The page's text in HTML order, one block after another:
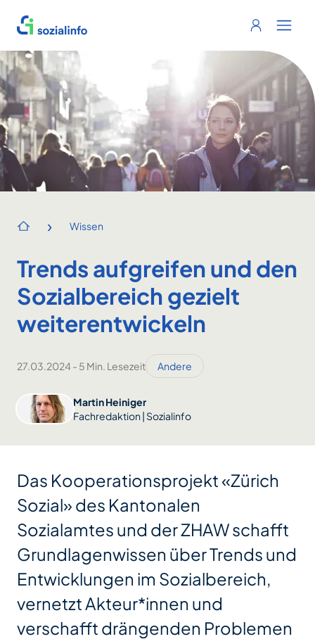
Sozialinfo
Login
Startseite
› Wissen
Trends aufgreifen und den
Sozialbereich gezielt
weiterentwickeln
27.03.2024 - 5 Min. Lesezeit Andere
Martin Heiniger
Fachredaktion | Sozialinfo
Das Kooperationsprojekt «Zürich
Sozial» des Kantonalen
Sozialamtes und der ZHAW schafft
Grundlagenwissen über Trends und
Entwicklungen im Sozialbereich,
vernetzt Akteur*innen und
verschafft drängenden Problemen